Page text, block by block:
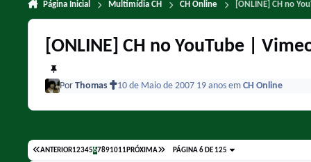
Página Inicial Multimídia CH CH Online [ONLINE] CH no
[ONLINE] CH no YouTube |
Por Thomas 10 de Maio de 2007 19 anos em CH Online
ANTERIOR1234567891011PRÓXIMA PÁGINA 6 DE 125